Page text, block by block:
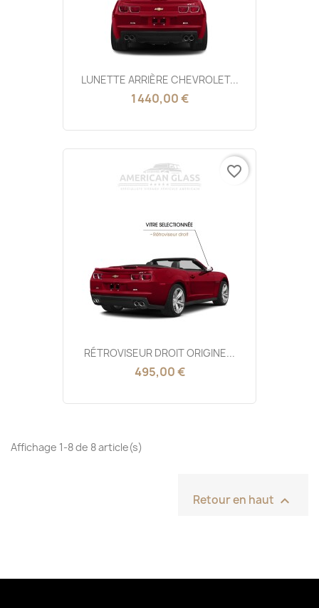
LUNETTE ARRIÈRE CHEVROLET...
1 440,00 €
RÉTROVISEUR DROIT ORIGINE...
495,00 €
favorite_border
Affichage 1-8 de 8 article(s)
Retour en haut 